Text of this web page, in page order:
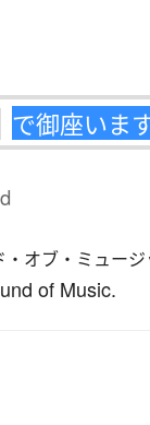
・オブ・ミュージ
of Music.